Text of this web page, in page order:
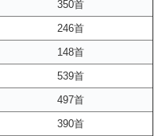
350首
246首
148首
539首
497首
390首